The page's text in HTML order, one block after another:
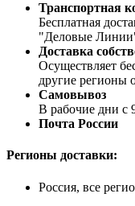
Транспортная
Бесплатная
"Деловые
Доставка
Осуществляет
другие регионы
Самовывоз
В рабочие дни с
Почта России
Регионы доставки:
Россия, все